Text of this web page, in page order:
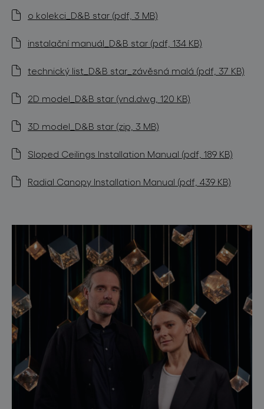
o kolekci_D&B star (pdf, 3 MB)
instalační manuál_D&B star (pdf, 134 KB)
technický list_D&B star_závěsná malá (pdf, 37 KB)
2D model_D&B star (vnd.dwg, 120 KB)
3D model_D&B star (zip, 3 MB)
Sloped Ceilings Installation Manual (pdf, 189 KB)
Radial Canopy Installation Manual (pdf, 439 KB)